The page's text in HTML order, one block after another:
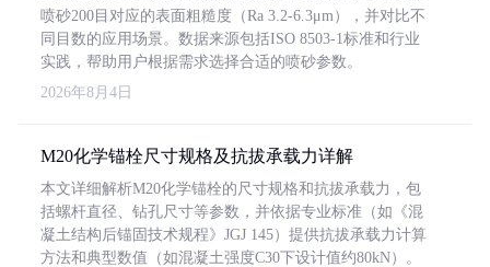
喷砂200目对应的表面粗糙度（Ra 3.2-6.3μm），并对比不
同目数的应用场景。数据来源包括ISO 8503-1标准和行业
实践，帮助用户根据需求选择合适的喷砂参数。
2026年8月4日
M20化学锚栓尺寸规格及抗拔承载力详解
本文详细解析M20化学锚栓的尺寸规格和抗拔承载力，包
括螺杆直径、钻孔尺寸等参数，并依据专业标准（如《混
凝土结构后锚固技术规程》JGJ 145）提供抗拔承载力计算
方法和典型数值（如混凝土强度C30下设计值约80kN）。